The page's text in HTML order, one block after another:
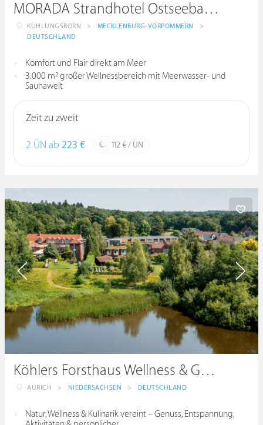
MORADA Strandhotel Ostseebad Kühlungsborn
KÜHLUNGSBORN > MECKLENBURG-VORPOMMERN
>
DEUTSCHLAND
Komfort und Flair direkt am Meer
3.000 m² großer Wellnessbereich mit Meerwasser- und
Saunawelt
Zeit zu zweit
2 ÜN ab 223 € 112 € / ÜN
Köhlers Forsthaus Wellness & Genuss Hotel
AURICH > NIEDERSACHSEN > DEUTSCHLAND
Natur, Wellness & Kulinarik vereint – Genuss, Entspannung,